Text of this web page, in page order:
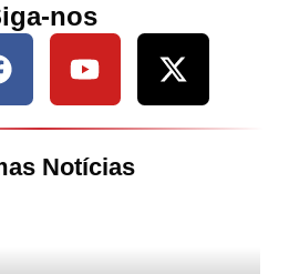
nos
Notícias